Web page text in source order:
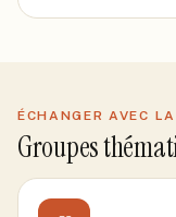
ÉCHANGER AVEC
Groupes